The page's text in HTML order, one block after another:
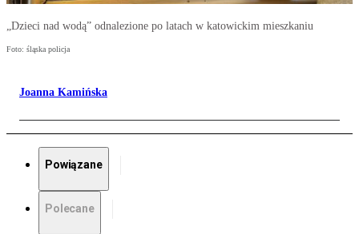
„Dzieci nad wodą” odnalezione po latach w katowickim mieszkaniu
Foto: śląska policja
Joanna Kamińska
Powiązane
Polecane